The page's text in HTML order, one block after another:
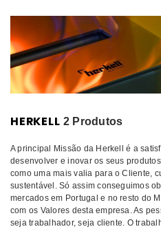
HERKELL 2 Produtos
A principal Missão da Herkell é a
desenvolver e inovar os seus
como uma mais valia para o Cliente,
sustentável. Só assim conseguimos
mercados em Portugal e no resto do
com os Valores desta empresa. As
seja trabalhador, seja cliente. O